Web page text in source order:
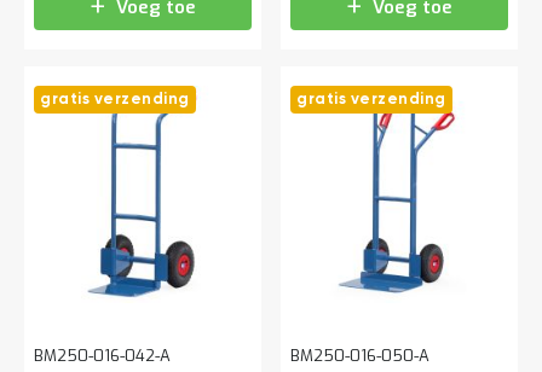
Voeg toe Voeg toe
gratis verzending
BM250-016-042-A
gratis verzending
BM250-016-050-A